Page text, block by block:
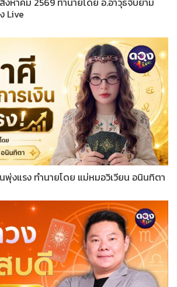
Live
นพุ่งแรง ทำนายโดย แม่หมอวิเวียน อนินทิตา